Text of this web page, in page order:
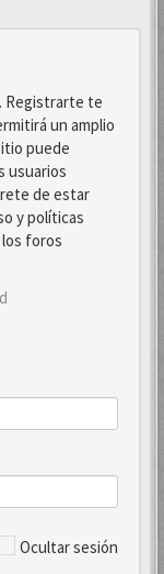
Registrarte te
un amplio
puede
usuarios
de estar
y políticas
los foros
Ocultar sesión